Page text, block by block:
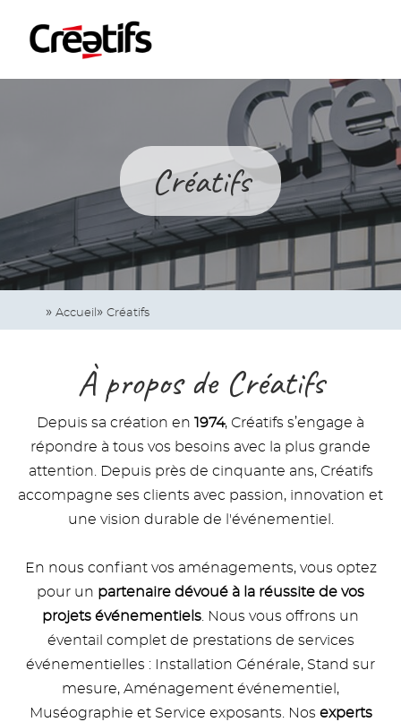
main
content
Créatifs
Accueil Créatifs
éditoriauxÀ propos de Créatifs
Depuis sa création en 1974, Créatifs s’engage à
répondre à tous vos besoins avec la plus grande
attention. Depuis près de cinquante ans, Créatifs
accompagne ses clients avec passion, innovation et
une vision durable de l'événementiel.
En nous confiant vos aménagements, vous optez
pour un partenaire dévoué à la réussite de vos
projets événementiels. Nous vous offrons un
éventail complet de prestations de services
événementielles : Installation Générale, Stand sur
mesure, Aménagement événementiel,
Muséographie et Service exposants. Nos experts